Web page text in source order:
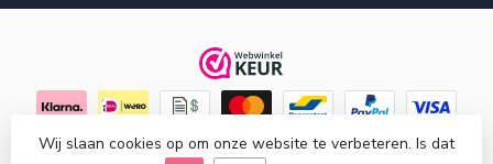
© Copyright 2026 Hout en Plezier- Powered byLightspeed-
Wij slaan cookies op om onze website te verbeteren. Is dat